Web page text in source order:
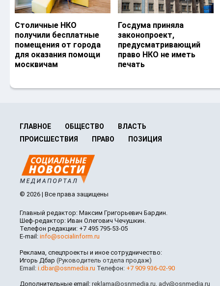
Столичные НКО
получили бесплатные
помещения от города
для оказания помощи
москвичам
Госдума приняла
законопроект,
предусматривающий
право НКО не иметь
печать
ГЛАВНОЕ ОБЩЕСТВО
ВЛАСТЬ
ПРОИСШЕСТВИЯ
ПРАВО ПОЗИЦИЯ
© 2026 | Все права защищены
Главный редактор: Максим Григорьевич Бардин.
Шеф-редактор: Иван Олегович Чечушкин.
Телефон редакции: +7 495 795-53-05
E-mail: info@socialinform.ru
Реклама, спецпроекты и иное сотрудничество:
Игорь Дбар (Руководитель отдела продаж)
Email: i.dbar@osnmedia.ru Телефон: +7 909 936-02-90
Дополнительные email: reklama@osnmedia.ru, adv@osnmedia.ru